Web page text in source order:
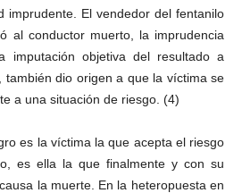
imprudente. El vendedor del fentanilo
al conductor muerto, la imprudencia
imputación objetiva del resultado a
también dio origen a que la víctima se
a una situación de riesgo. (4)
es la víctima la que acepta el riesgo
es ella la que finalmente y con su
la muerte. En la heteropuesta en